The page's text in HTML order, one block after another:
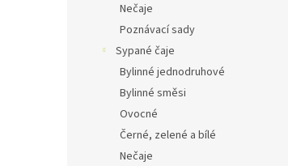
Nečaje
Poznávací sady
Sypané čaje
Bylinné jednodruhové
Bylinné směsi
Ovocné
Černé, zelené a bílé
Nečaje